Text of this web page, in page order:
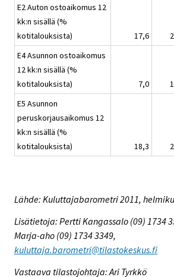
E2 Auton ostoaikomus 12
kk:n sisällä (%
kotitalouksista)
17,6
E4 Asunnon ostoaikomus
12 kk:n sisällä (%
kotitalouksista)
7,0
E5 Asunnon
peruskorjausaikomus 12
kk:n sisällä (%
kotitalouksista)
18,3
Lähde: Kuluttajabarometri 2011,
Lisätietoja: Pertti Kangassalo (09) 1734
Marja-aho (09) 1734 3349,
kuluttaja.barometri@tilastokeskus.fi
Vastaava tilastojohtaja: Ari Tyrkkö